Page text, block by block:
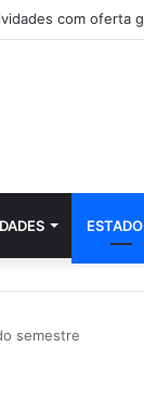
ESTADO
semestre